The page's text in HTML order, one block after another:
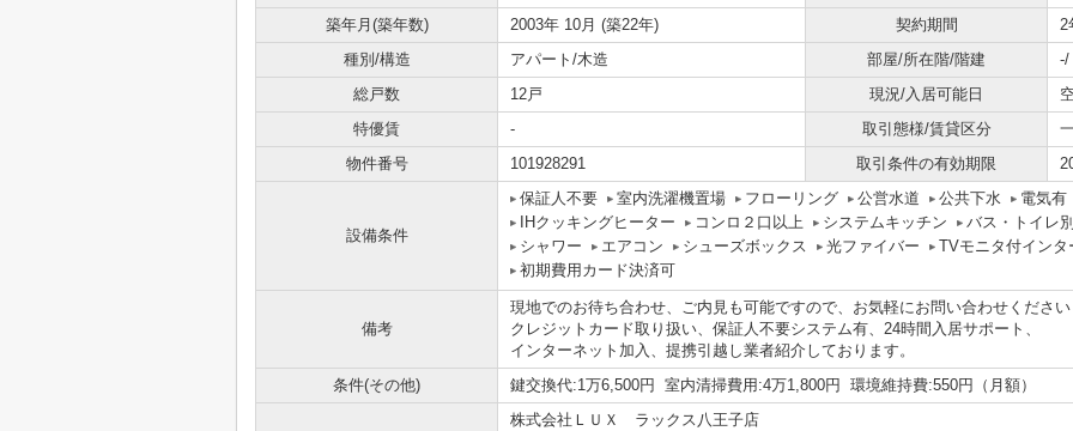
築年月(築年数) 2003年 10月 (築22年) 契約期間
2
種別/構造
アパート/木造 部屋/所在階/階建
-/
総戸数
12戸 現況/入居可能日
特優賃
- 取引態様/賃貸区分
物件番号
101928291 取引条件の有効期限
設備条件
保証人不要 室内洗濯機置場 フローリング 公営水道 公共下水
電気有
IHクッキングヒーター
コンロ２口以上 システムキッチン
バス・トイレ
シャワー
エアコン シューズボックス 光ファイバー
TVモニタ付インタ
初期費用カード決済可
備考
現地でのお待ち合わせ、ご内見も可能ですので、お気軽にお問い合わせくださ
クレジットカード取り扱い、保証人不要システム有、24時間入居サポート、
インターネット加入、提携引越し業者紹介しております。
条件(その他)
鍵交換代:1万6,500円 室内清掃費用:4万1,800円 環境維持費:550円（月額）
株式会社ＬＵＸ ラックス八王子店